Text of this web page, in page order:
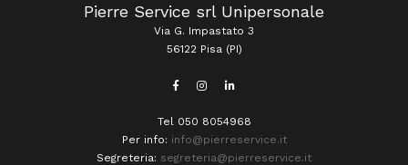
Pierre Service srl Unipersonale
Via G. Impastato 3
56122 Pisa (PI)
Tel 050 8054968
Per info: info@pierreservice.it
Segreteria: segreteria@pierreservice.it